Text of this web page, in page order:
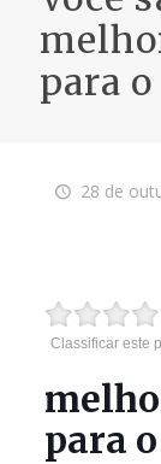
para
28 de
Classificar este
para